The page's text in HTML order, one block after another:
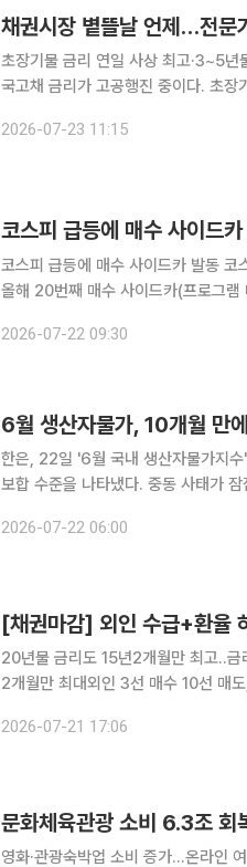
채권시장 볕뜰날 언제…전문
초장기물 금리 연일 사상 최고·3~5년
국고채 금리가 고공행진 중이다. 초
가에도 불구하고 연속(백투백) 금리
2026-07-23 11:15
코스피 급등에 매수 사이드카 발동 코스피가 22일 장 초반 5% 넘게 급등하면서 유가증권시장에서
올해 20번째 매수 사이드카(프로그램
분간 정지됐습니다. 발동 당시 코스
2026-07-22 09:30
6월 생산자물가, 10개월 만
한은, 22일 '6월 국내 생산자물가지수' 발표 지난달 생산자물가가 9개월 간의 상승
보합 수준을 나타냈다. 중동 사태가
스 가격도 뛰었다. 22일
2026-07-22 06:00
[채권마감] 외인 수급+환율
20년물 금리도 15년2개월만 최고..
2개월만 최대외인 3선 매수 10선 매
물과 50년물 금리는 이틀째 역대 최
2026-07-21 17:06
문화체육관광 소비 6.3조 회
영화·관광숙박업 소비 증가…온라인